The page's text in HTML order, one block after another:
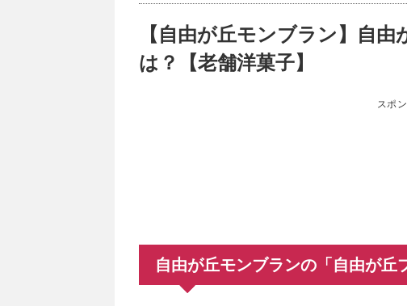
【自由が丘モンブラン】自
は？【老舗洋菓子】
スポ
自由が丘モンブランの「自由が丘